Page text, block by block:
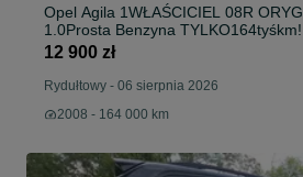
Opel Agila 1WŁAŚCICIEL 08R
1.0Prosta Benzyna
12 900 zł
Rydułtowy - 06 sierpnia 2026
2008 - 164 000 km